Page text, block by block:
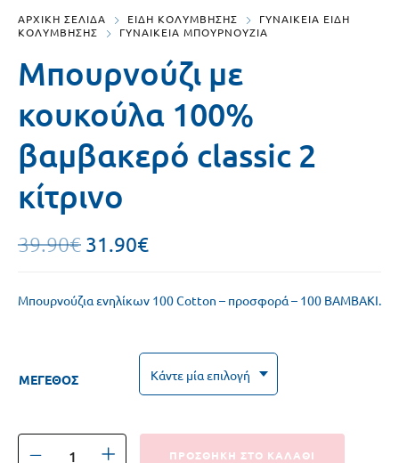
ΑΡΧΙΚΗ ΣΕΛΙΔΑ ΕΙΔΗ ΚΟΛΥΜΒΗΣΗΣ
ΓΥΝΑΙΚΕΙΑ ΕΙΔΗ
ΚΟΛΥΜΒΗΣΗΣ
ΓΥΝΑΙΚΕΙΑ ΜΠΟΥΡΝΟΥΖΙΑ
Μπουρνούζι με
κουκούλα 100%
βαμβακερό classic 2
κίτρινο
39.90€ 31.90€
Μπουρνούζια ενηλίκων 100 Cotton – προσφορά – 100 ΒΑΜΒΑΚΙ.
ΜΕΓΕΘΟΣ
ΠΡΟΣΘΗΚΗ ΣΤΟ ΚΑΛΑΘΙ